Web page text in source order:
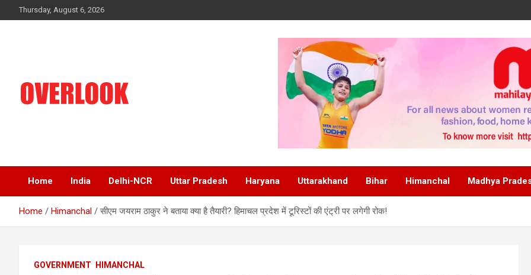
to
Thursday, August 6, 2026
Home India Delhi-NCR Uttar Pradesh Haryana Uttarakhand Bihar Himanchal Madhya
Home Himanchal सीएम जयराम ठाकुर ने बताया क्या है तैयारी? हिमाचल प्रदेश में टूरिस्टों की एंट्री पर लगेगी रोक!
GOVERNMENT HIMANCHAL